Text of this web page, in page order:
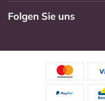
Folgen Sie uns